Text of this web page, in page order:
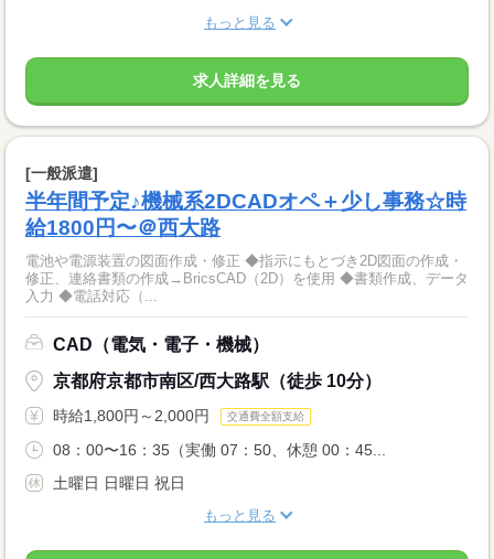
もっと見る
求人詳細を見る
[一般派遣]
半年間予定♪機械系2DCADオペ＋少し事務☆時
給1800円〜＠西大路
電池や電源装置の図面作成・修正 ◆指示にもとづき2D図面の作成・
修正、連絡書類の作成→BricsCAD（2D）を使用 ◆書類作成、データ
入力 ◆電話対応（...
CAD（電気・電子・機械）
京都府京都市南区/西大路駅（徒歩 10分）
時給1,800円～2,000円 交通費全額支給
08：00〜16：35（実働 07：50、休憩 00：45...
土曜日 日曜日 祝日
もっと見る